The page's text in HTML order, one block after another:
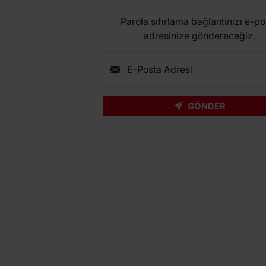
Parola sıfırlama bağlantınızı e-
adresinize göndereceğiz.
E-Posta Adresi
GÖNDER